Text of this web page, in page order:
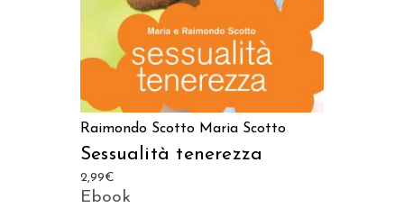
Raimondo Scotto Maria Scotto
Sessualità tenerezza
2,99€
Ebook